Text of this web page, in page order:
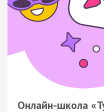
Онлайн-школа